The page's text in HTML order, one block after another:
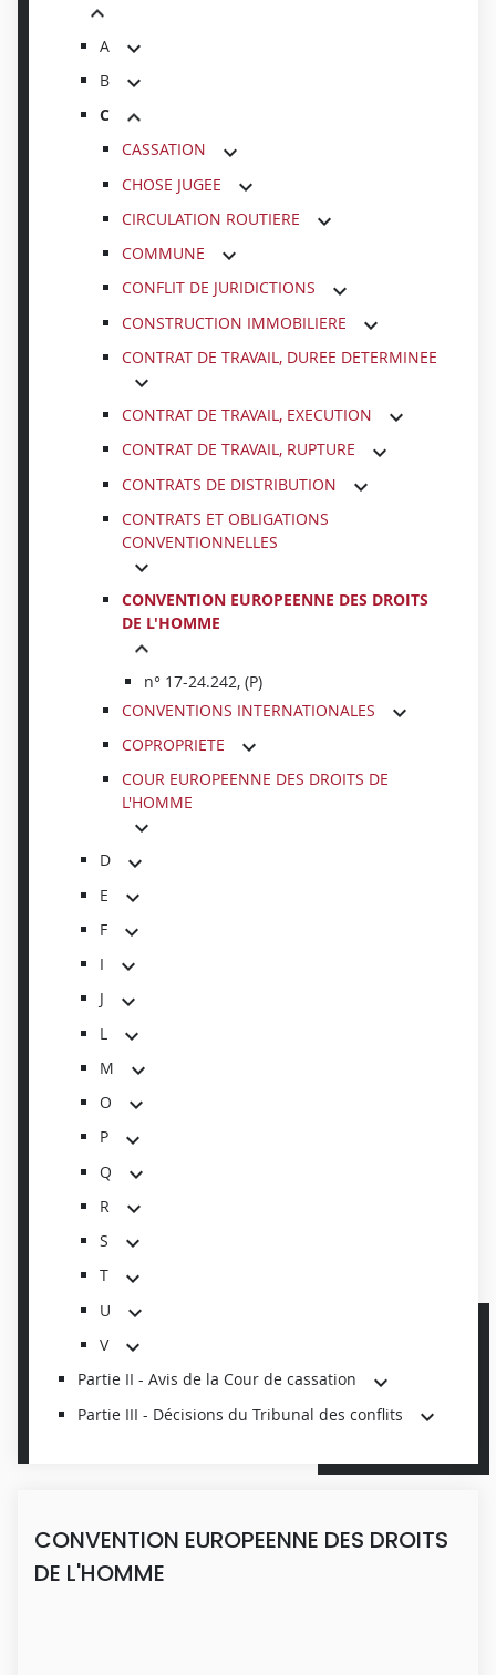
A
B
C
CASSATION
CHOSE JUGEE
CIRCULATION ROUTIERE
COMMUNE
CONFLIT DE JURIDICTIONS
CONSTRUCTION IMMOBILIERE
CONTRAT DE TRAVAIL, DUREE DETERMINEE
CONTRAT DE TRAVAIL, EXECUTION
CONTRAT DE TRAVAIL, RUPTURE
CONTRATS DE DISTRIBUTION
CONTRATS ET OBLIGATIONS
CONVENTIONNELLES
CONVENTION EUROPEENNE DES DROITS
DE L'HOMME
n° 17-24.242, (P)
CONVENTIONS INTERNATIONALES
COPROPRIETE
COUR EUROPEENNE DES DROITS DE
L'HOMME
D
E
F
I
J
L
M
O
P
Q
R
S
T
U
V
Partie II - Avis de la Cour de cassation
Partie III - Décisions du Tribunal des conflits
CONVENTION EUROPEENNE DES DROITS
DE L'HOMME